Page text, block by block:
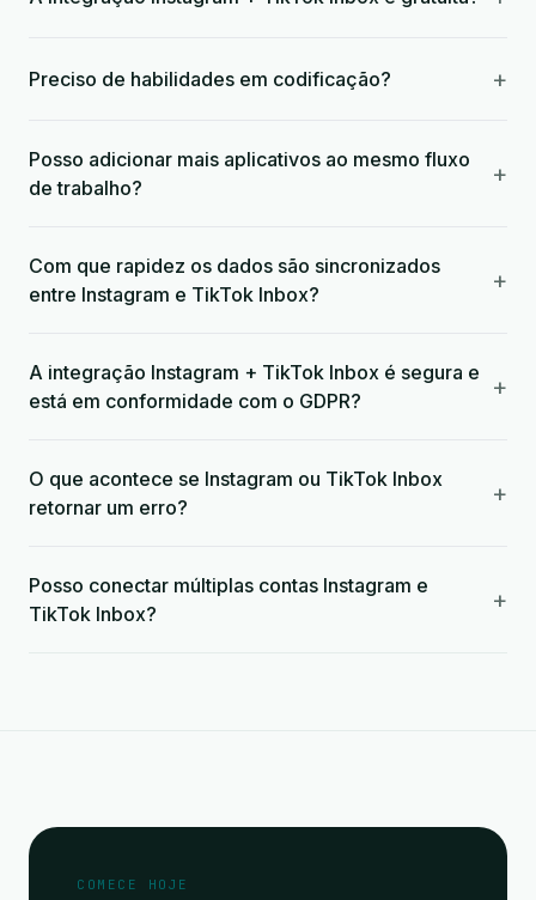
Preciso de habilidades em codificação? +
Posso adicionar mais aplicativos ao mesmo fluxo
de trabalho?
+
Com que rapidez os dados são sincronizados
entre Instagram e TikTok Inbox?
+
A integração Instagram + TikTok Inbox é segura e
está em conformidade com o GDPR?
+
O que acontece se Instagram ou TikTok Inbox
retornar um erro?
+
Posso conectar múltiplas contas Instagram e
TikTok Inbox?
+
COMECE HOJE